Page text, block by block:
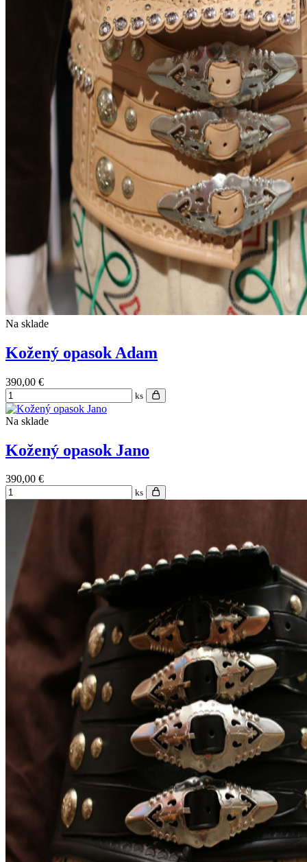
Na sklade
Kožený opasok Adam
390,00 €
ks
Na sklade
Kožený opasok Jano
390,00 €
ks